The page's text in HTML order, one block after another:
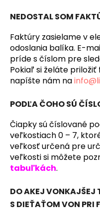
NEDOSTAL SOM
Faktúry zasielame v
odoslania balíka. E-
príde s číslom pre
Pokiaľ si želáte
napíšte nám na
PODĽA ČOHO SÚ
Čiapky sú číslované
veľkostiach 0 – 7,
veľkosť určená pre
veľkosti si môžete
tabuľkách.
DO AKEJ VONKAJŠEJ
S DIEŤAŤOM VON PRI
?
O
d
p
o
r
ú
č
a
m
e